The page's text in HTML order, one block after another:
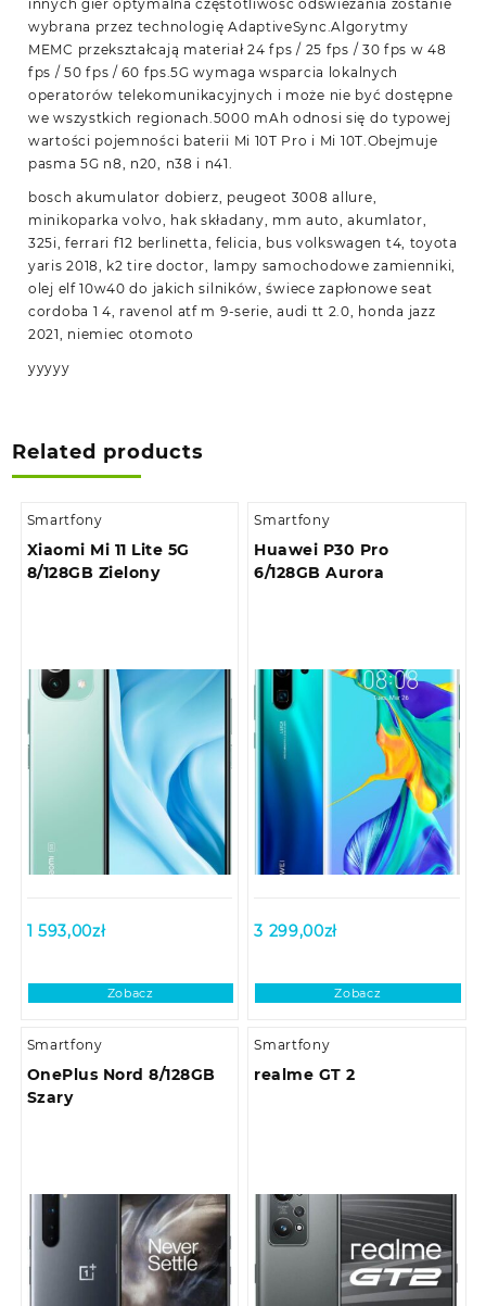
innych gier optymalna częstotliwość odświeżania zostanie
wybrana przez technologię AdaptiveSync.Algorytmy
MEMC przekształcają materiał 24 fps / 25 fps / 30 fps w 48
fps / 50 fps / 60 fps.5G wymaga wsparcia lokalnych
operatorów telekomunikacyjnych i może nie być dostępne
we wszystkich regionach.5000 mAh odnosi się do typowej
wartości pojemności baterii Mi 10T Pro i Mi 10T.Obejmuje
pasma 5G n8, n20, n38 i n41.
bosch akumulator dobierz, peugeot 3008 allure,
minikoparka volvo, hak składany, mm auto, akumlator,
325i, ferrari f12 berlinetta, felicia, bus volkswagen t4, toyota
yaris 2018, k2 tire doctor, lampy samochodowe zamienniki,
olej elf 10w40 do jakich silników, świece zapłonowe seat
cordoba 1 4, ravenol atf m 9-serie, audi tt 2.0, honda jazz
2021, niemiec otomoto
yyyyy
Related products
Smartfony
Xiaomi Mi 11 Lite 5G
8/128GB Zielony
1 593,00zł
Zobacz
Smartfony
Huawei P30 Pro
6/128GB Aurora
3 299,00zł
Zobacz
Smartfony
OnePlus Nord 8/128GB
Szary
Smartfony
realme GT 2